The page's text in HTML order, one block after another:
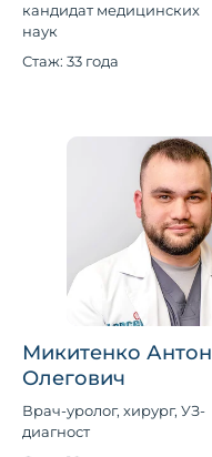
кандидат медицинских
наук
Стаж: 33 года
Микитенко Антон
Олегович
Врач-уролог, хирург, УЗ-
диагност